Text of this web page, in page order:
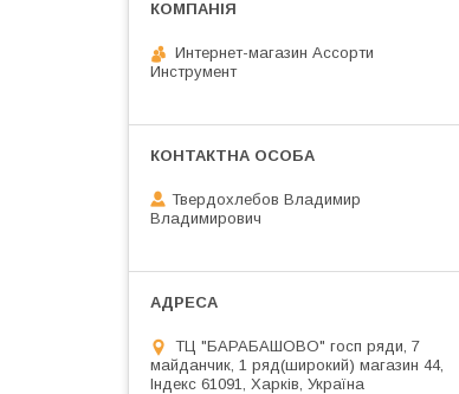
Интернет-магазин Ассорти
Инструмент
Твердохлебов Владимир
Владимирович
ТЦ "БАРАБАШОВО" госп ряди, 7
майданчик, 1 ряд(широкий) магазин 44,
Індекс 61091, Харків, Україна